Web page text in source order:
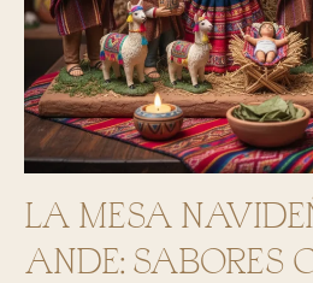
LA MESA
ANDE: SABORES